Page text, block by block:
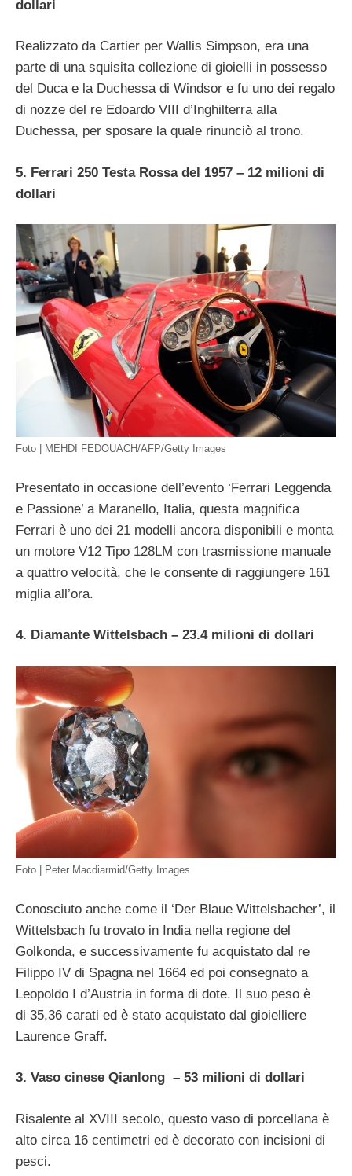
dollari
Realizzato da Cartier per Wallis Simpson, era una
parte di una squisita collezione di gioielli in possesso
del Duca e la Duchessa di Windsor e fu uno dei regalo
di nozze del re Edoardo VIII d’Inghilterra alla
Duchessa, per sposare la quale rinunciò al trono.
5. Ferrari 250 Testa Rossa del 1957 – 12 milioni di
dollari
Foto | MEHDI FEDOUACH/AFP/Getty Images
Presentato in occasione dell’evento ‘Ferrari Leggenda
e Passione’ a Maranello, Italia, questa magnifica
Ferrari è uno dei 21 modelli ancora disponibili e monta
un motore V12 Tipo 128LM con trasmissione manuale
a quattro velocità, che le consente di raggiungere 161
miglia all’ora.
4. Diamante Wittelsbach – 23.4 milioni di dollari
Foto | Peter Macdiarmid/Getty Images
Conosciuto anche come il ‘Der Blaue Wittelsbacher’, il
Wittelsbach fu trovato in India nella regione del
Golkonda, e successivamente fu acquistato dal re
Filippo IV di Spagna nel 1664 ed poi consegnato a
Leopoldo I d’Austria in forma di dote. Il suo peso è
di 35,36 carati ed è stato acquistato dal gioielliere
Laurence Graff.
3. Vaso cinese Qianlong – 53 milioni di dollari
Risalente al XVIII secolo, questo vaso di porcellana è
alto circa 16 centimetri ed è decorato con incisioni di
pesci.